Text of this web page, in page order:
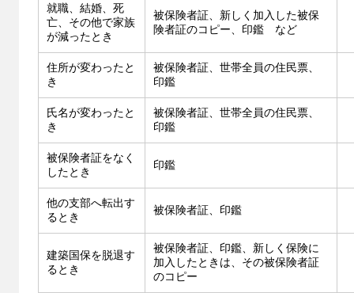
就職、結婚、死
亡、その他で家族
が減ったとき
被保険者証、新しく加入した被保
険者証のコピー、印鑑 など
住所が変わったと
き
被保険者証、世帯全員の住民票、
印鑑
氏名が変わったと
き
被保険者証、世帯全員の住民票、
印鑑
被保険者証をなく
したとき
印鑑
他の支部へ転出す
るとき
被保険者証、印鑑
建築国保を脱退す
るとき
被保険者証、印鑑、新しく保険に
加入したときは、その被保険者証
のコピー